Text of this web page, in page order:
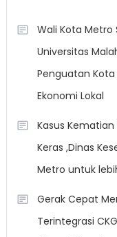
Wali Kota Metro
Universitas
Penguatan
Ekonomi Lokal
Kasus
Keras ,Dinas
Metro untuk
Gerak Cepat
Terintegrasi